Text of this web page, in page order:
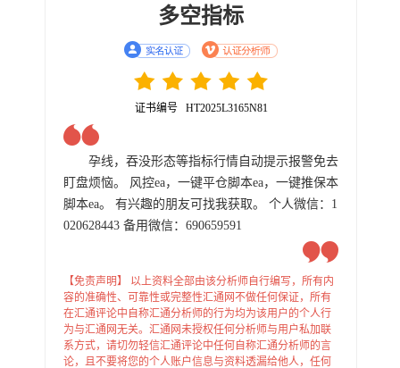
多空指标
证书编号 HT2025L3165N81
孕线，吞没形态等指标行情自动提示报警免去
盯盘烦恼。 风控ea，一键平仓脚本ea，一键推保本
脚本ea。 有兴趣的朋友可找我获取。 个人微信：1
020628443 备用微信：690659591
【免责声明】 以上资料全部由该分析师自行编写，所有内
容的准确性、可靠性或完整性汇通网不做任何保证，所有
在汇通评论中自称汇通分析师的行为均为该用户的个人行
为与汇通网无关。汇通网未授权任何分析师与用户私加联
系方式，请切勿轻信汇通评论中任何自称汇通分析师的言
论，且不要将您的个人账户信息与资料透漏给他人，任何